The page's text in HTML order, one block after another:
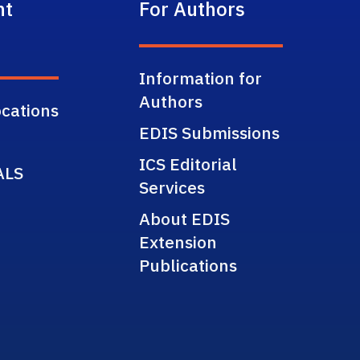
For Authors
Information for
Authors
EDIS Submissions
ICS Editorial
Services
About EDIS
Extension
Publications